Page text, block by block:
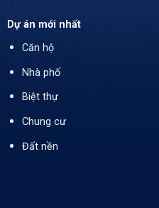
Dự án mới nhất
Căn hộ
Nhà phố
Biệt thự
Chung cư
Đất nền